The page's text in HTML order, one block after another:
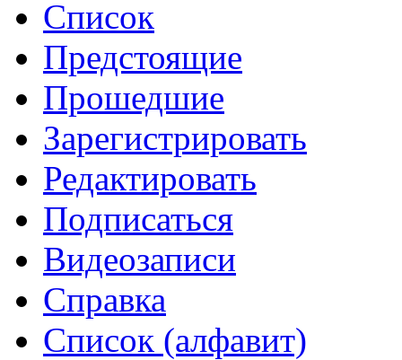
Список
Предстоящие
Прошедшие
Зарегистрировать
Редактировать
Подписаться
Видеозаписи
Справка
Список (алфавит)